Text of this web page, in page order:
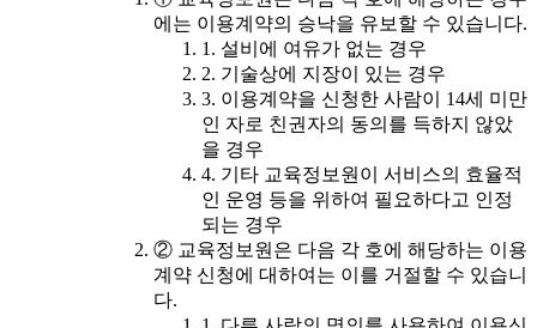
에는 이용계약의 승낙을 유보할 수 있습니다.
1. 설비에 여유가 없는 경우
2. 기술상에 지장이 있는 경우
3. 이용계약을 신청한 사람이 14세 미만
인 자로 친권자의 동의를 득하지 않았
을 경우
4. 기타 교육정보원이 서비스의 효율적
인 운영 등을 위하여 필요하다고 인정
되는 경우
② 교육정보원은 다음 각 호에 해당하는 이용
계약 신청에 대하여는 이를 거절할 수 있습니
다.